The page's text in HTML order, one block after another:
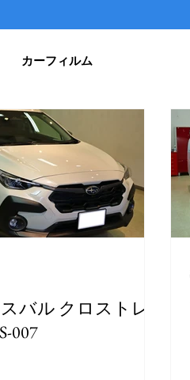
カーフィルム
ト・リペア シートコーティ
ペンキミスト除去
バル クロストレ
007